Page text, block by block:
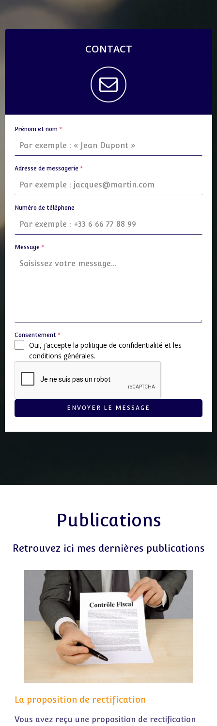
CONTACT
Prénom et nom *
Adresse de messagerie *
Numéro de téléphone
Message *
Consentement *
Oui, j’accepte la politique de confidentialité et les
conditions générales.
ENVOYER LE MESSAGE
Publications
Retrouvez ici mes dernières publications
La proposition de rectification
Vous avez reçu une proposition de rectification